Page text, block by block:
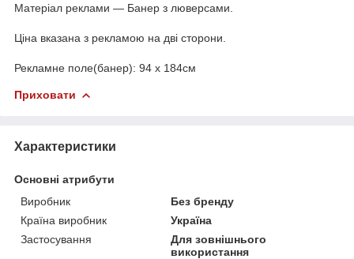
Матеріал реклами — Банер з люверсами.
Ціна вказана з рекламою на дві сторони.
Рекламне поле(банер): 94 х 184см
Приховати
Характеристики
Основні атрибути
Виробник
Без бренду
Країна виробник
Україна
Застосування
Для зовнішнього
використання